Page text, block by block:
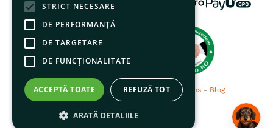
© 2026 pentruanimale.ro -Privacy Terms- Blog
STRICT NECESARE
DE PERFORMANȚĂ
DE TARGETARE
DE FUNCŢIONALITATE
ACCEPTĂ TOATE REFUZĂ TOT
ARATĂ DETALIILE